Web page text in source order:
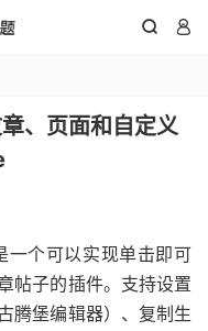
 
、页面和自定义
个可以实现单击即可
帖子的插件。支持设置
腾堡编辑器）、复制生